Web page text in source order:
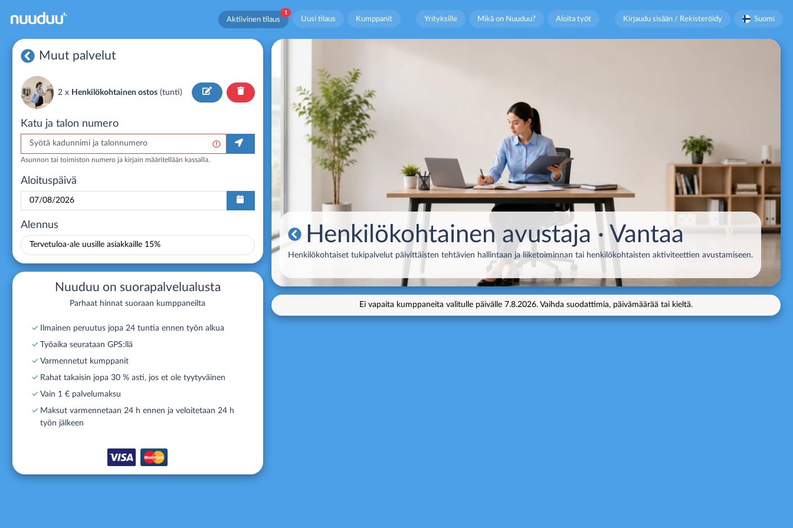
Aktiivinen tilaus
1
Uusi tilaus Kumppanit Yrityksille Mikä on Nuuduu? Aloita työt Kirjaudu sisään / Rekisteröidy Suomi
Muut palvelut
2 x Henkilökohtainen ostos (tunti)
Katu ja talon numero
Asunnon tai toimiston numero ja kirjain määritellään kassalla.
Aloituspäivä
Alennus
Nuuduu on suorapalvelualusta
Parhaat hinnat suoraan kumppaneilta
✓
Ilmainen peruutus jopa 24 tuntia ennen työn alkua
✓ Työaika seurataan GPS:llä
✓ Varmennetut kumppanit
✓ Rahat takaisin jopa 30 % asti, jos et ole tyytyväinen
✓ Vain 1 € palvelumaksu
✓ Maksut varmennetaan 24 h ennen ja veloitetaan 24 h
työn jälkeen
Henkilökohtainen avustaja· Vantaa
Henkilökohtaiset tukipalvelut päivittäisten tehtävien hallintaan ja liiketoiminnan tai henkilökohtaisten aktiviteettien avustamiseen.
Ei vapaita kumppaneita valitulle päivälle7.8.2026. Vaihda suodattimia, päivämäärää tai kieltä.